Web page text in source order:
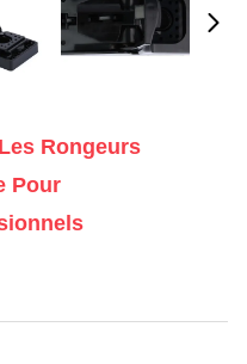
Rongeurs
Pour